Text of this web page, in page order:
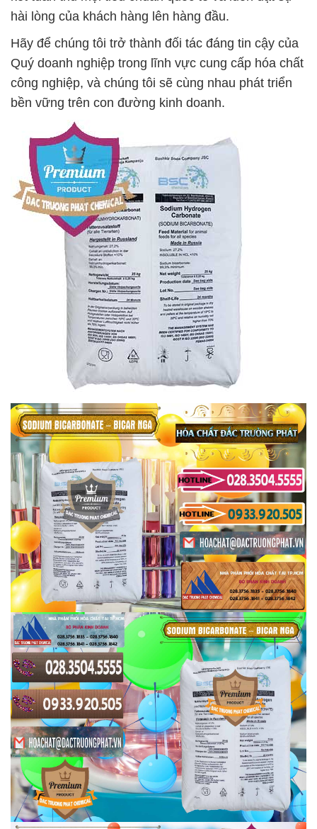
hài lòng của khách hàng lên hàng đầu.
Hãy để chúng tôi trở thành đối tác đáng tin cậy của
Quý doanh nghiệp trong lĩnh vực cung cấp hóa chất
công nghiệp, và chúng tôi sẽ cùng nhau phát triển
bền vững trên con đường kinh doanh.